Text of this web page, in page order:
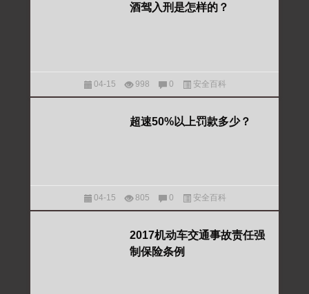
酒驾入刑是怎样的？
04-15 998 0 安全百科
超速50%以上罚款多少？
04-15 805 0 安全百科
2017机动车交通事故责任强
制保险条例